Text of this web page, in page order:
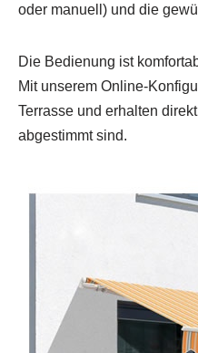
oder manuell) und die
Die Bedienung ist
Mit unserem
Terrasse und erhalten
abgestimmt sind.